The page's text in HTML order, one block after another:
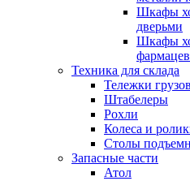
Шкафы
дверьми
Шкафы
Техника для склада
Тележки
Штабелеры
Рохли
Колеса и
Столы
Запасные части
Атол